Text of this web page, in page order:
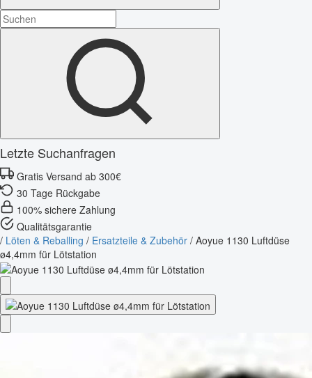
Letzte Suchanfragen
Gratis Versand ab 300€
30 Tage Rückgabe
100% sichere Zahlung
Qualitätsgarantie
/ Löten & Reballing / Ersatzteile & Zubehör / Aoyue 1130 Luftdüse
ø4,4mm für Lötstation